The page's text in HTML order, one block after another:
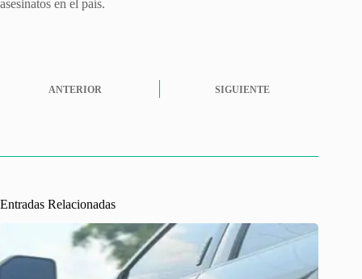
asesinatos en el país.
ANTERIOR SIGUIENTE
Entradas Relacionadas